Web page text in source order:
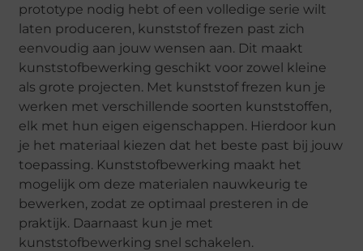
prototype nodig hebt of een volledige serie wilt
laten produceren, kunststof frezen past zich
eenvoudig aan jouw wensen aan. Dit maakt
kunststofbewerking geschikt voor zowel kleine
als grote projecten. Met kunststof frezen kun je
werken met verschillende soorten kunststoffen,
elk met hun eigen eigenschappen. Hierdoor kun
je het materiaal kiezen dat het beste past bij jouw
toepassing. Kunststofbewerking maakt het
mogelijk om deze materialen nauwkeurig te
bewerken, zodat ze optimaal presteren in de
praktijk. Daarnaast kun je met
kunststofbewerking snel schakelen.